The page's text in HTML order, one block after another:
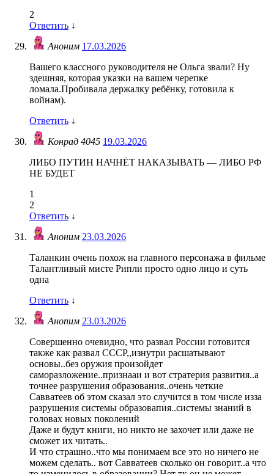
2
Ответить ↓
Аноним 17.03.2026
Вашего классного руководителя не Ольга звали? Ну
здешняя, которая указки на вашем черепке
ломала.Пробивала держалку ребёнку, готовила к
войнам).
Ответить ↓
Конрад 4045 19.03.2026
ЛИБО ПУТИН НАЧНЁТ НАКАЗЫВАТЬ — ЛИБО РФ
НЕ БУДЕТ
1
2
Ответить ↓
Аноним 23.03.2026
Таланкин очень похож на главного персонажа в фильме
Талантливый мисте Рипли просто одно лицо и суть
одна
Ответить ↓
Анопим 23.03.2026
Совершенно очевидно, что развал России готовится
также как развал СССР,,изнутри расшатывают
основы..без оружия произойдет
саморазложение..признааи и вот стратерия развития..а
точнее разрушения образования..очень четкие
Савватеев об этом сказал это случится в том числе изза
разрушения системы образовапия..системы знаний в
головах новых поколений
Даже и будут книги, но никто не захочет или даже не
сможет их читать..
И что страшно..что мы понимаем все это но ничего не
можем сделать.. вот Савватеев сколько он говорит..а что